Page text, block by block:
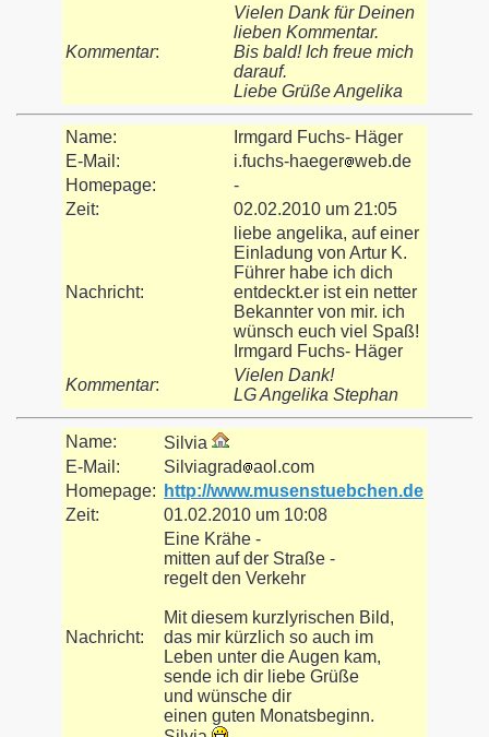
Kommentar:
Vielen Dank für Deinen
lieben Kommentar.
Bis bald! Ich freue mich
darauf.
Liebe Grüße Angelika
Name:
Irmgard Fuchs- Häger
E-Mail:
i.fuchs-haeger web.de
Homepage:
-
Zeit:
02.02.2010 um 21:05
Nachricht:
liebe angelika, auf einer
Einladung von Artur K.
Führer habe ich dich
entdeckt.er ist ein netter
Bekannter von mir. ich
wünsch euch viel Spaß!
Irmgard Fuchs- Häger
Kommentar:
Vielen Dank!
LG Angelika Stephan
Name:
Silvia
E-Mail:
Silviagrad
aol.com
Homepage:
http://www.musenstuebchen.de
Zeit:
01.02.2010 um 10:08
Nachricht:
Eine Krähe -
mitten auf der Straße -
regelt den Verkehr
Mit diesem kurzlyrischen Bild,
das mir kürzlich so auch im
Leben unter die Augen kam,
sende ich dir liebe Grüße
und wünsche dir
einen guten Monatsbeginn.